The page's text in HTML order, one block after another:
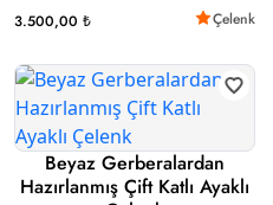
3.500,00 ₺ Çelenk
Beyaz Gerberalardan
Hazırlanmış Çift Katlı Ayaklı